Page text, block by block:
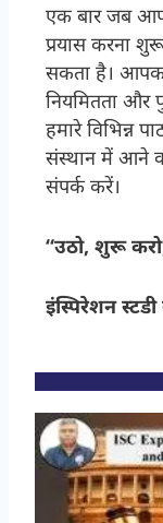
एक बार जब
प्रयास करना
सकता है। आपका
नियमितता और
हमारे विभिन्न
संस्थान में आने
संपर्क करें।
“उठो, शुरू
इंस्पिरेशन